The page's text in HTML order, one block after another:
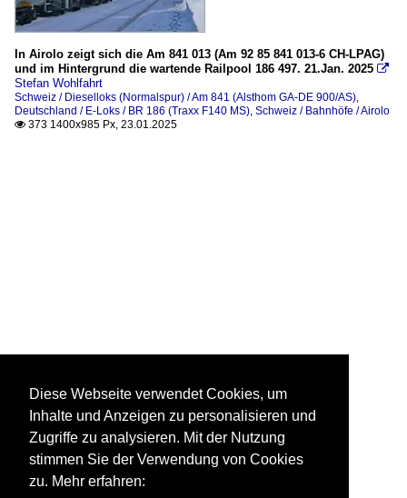
In Airolo zeigt sich die Am 841 013 (Am 92 85 841 013-6 CH-LPAG)
und im Hintergrund die wartende Railpool 186 497. 21.Jan. 2025 
Stefan Wohlfahrt
Schweiz / Dieselloks (Normalspur) / Am 841 (Alsthom GA-DE 900/AS),
Deutschland / E-Loks / BR 186 (Traxx F140 MS), Schweiz / Bahnhöfe / Airolo
 373 1400x985 Px, 23.01.2025
Diese Webseite verwendet Cookies, um
Inhalte und Anzeigen zu personalisieren und
Zugriffe zu analysieren. Mit der Nutzung
stimmen Sie der Verwendung von Cookies
zu. Mehr erfahren: